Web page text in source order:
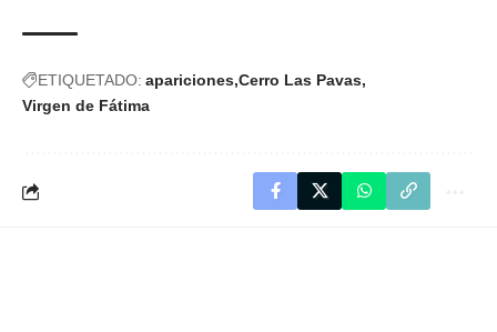
ETIQUETADO: apariciones Cerro Las Pavas
Virgen de Fátima